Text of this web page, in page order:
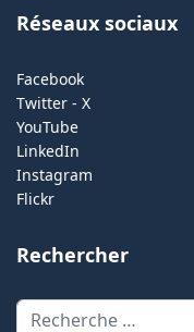
Réseaux sociaux
Facebook
Twitter - X
YouTube
LinkedIn
Instagram
Flickr
Rechercher
Rechercher